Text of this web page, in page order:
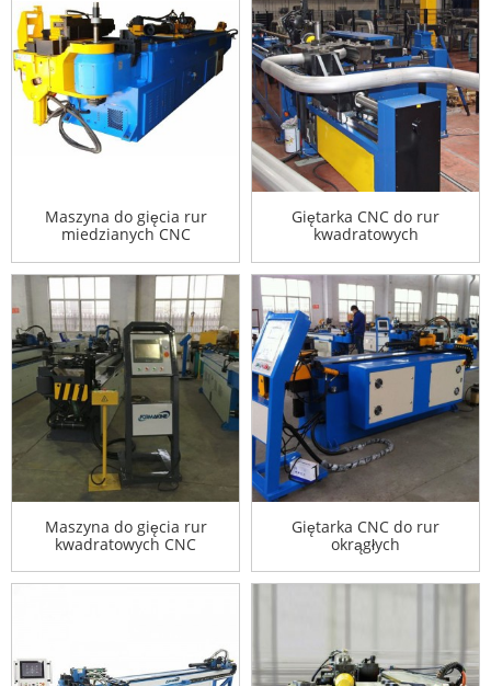
Maszyna do gięcia rur
miedzianych CNC
Giętarka CNC do rur
kwadratowych
Maszyna do gięcia rur
kwadratowych CNC
Giętarka CNC do rur
okrągłych